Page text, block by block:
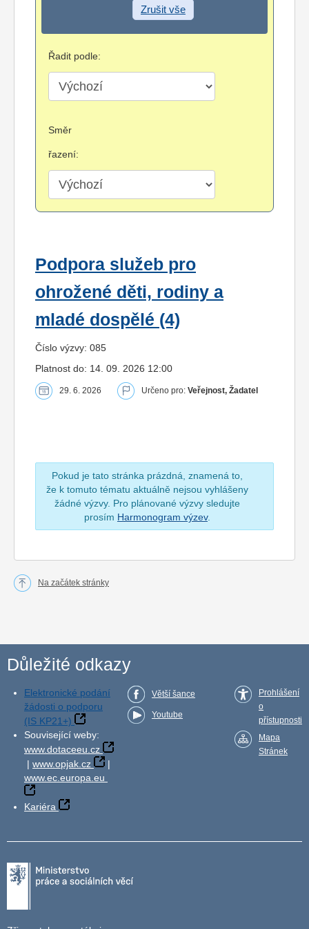
Zrušit vše
Řadit podle:
Směr
řazení:
Podpora služeb pro
ohrožené děti, rodiny a
mladé dospělé (4)
Číslo výzvy: 085
Platnost do: 14. 09. 2026 12:00
29. 6. 2026 Určeno pro: Veřejnost, Žadatel
Pokud je tato stránka prázdná, znamená to,
že k tomuto tématu aktuálně nejsou vyhlášeny
žádné výzvy. Pro plánované výzvy sledujte
prosím Harmonogram výzev.
Na začátek stránky
Důležité odkazy
Elektronické podání
žádosti o podporu
(IS KP21+)
Související weby:
www.dotaceeu.cz
| www.opjak.cz
|
www.ec.europa.eu
Kariéra
Větší šance
Youtube
Prohlášení
o
přístupnosti
Mapa
Stránek